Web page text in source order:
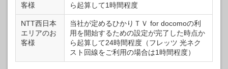
客様
ら起算して1時間程度
NTT西日本
エリアのお
客様
当社が定めるひかりＴＶ for docomoの利
用を開始するための設定が完了した時点か
ら起算して24時間程度（フレッツ 光ネク
スト回線をご利用の場合は1時間程度）